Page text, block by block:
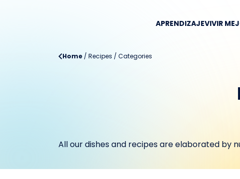
APRENDIZAJEVIVIR
Home / Recipes / Categories
All our dishes and recipes are elaborated by